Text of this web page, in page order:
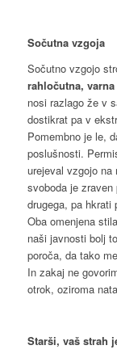
Sočutna vzgoja
Sočutno vzgojo
rahločutna,
nosi razlago že v
dostikrat pa v
Pomembno je le,
poslušnosti.
urejeval vzgojo
svoboda je
drugega, pa hkrati
Oba omenjena
naši javnosti bolj
poroča, da tako
In zakaj ne
otrok, oziroma
Starši, vaš strah